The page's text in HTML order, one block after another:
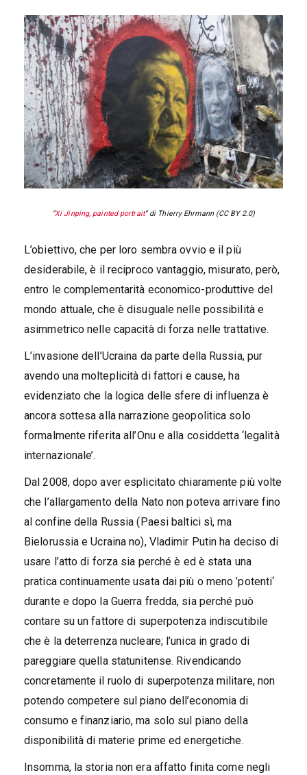
“Xi Jinping, painted portrait” di Thierry Ehrmann (CC BY 2.0)
L’obiettivo, che per loro sembra ovvio e il più
desiderabile, è il reciproco vantaggio, misurato, però,
entro le complementarità economico-produttive del
mondo attuale, che è disuguale nelle possibilità e
asimmetrico nelle capacità di forza nelle trattative.
L’invasione dell’Ucraina da parte della Russia, pur
avendo una molteplicità di fattori e cause, ha
evidenziato che la logica delle sfere di influenza è
ancora sottesa alla narrazione geopolitica solo
formalmente riferita all’Onu e alla cosiddetta ‘legalità
internazionale’.
Dal 2008, dopo aver esplicitato chiaramente più volte
che l’allargamento della Nato non poteva arrivare fino
al confine della Russia (Paesi baltici sì, ma
Bielorussia e Ucraina no), Vladimir Putin ha deciso di
usare l’atto di forza sia perché è ed è stata una
pratica continuamente usata dai più o meno ’potenti‘
durante e dopo la Guerra fredda, sia perché può
contare su un fattore di superpotenza indiscutibile
che è la deterrenza nucleare; l’unica in grado di
pareggiare quella statunitense. Rivendicando
concretamente il ruolo di superpotenza militare, non
potendo competere sul piano dell’economia di
consumo e finanziario, ma solo sul piano della
disponibilità di materie prime ed energetiche.
Insomma, la storia non era affatto finita come negli